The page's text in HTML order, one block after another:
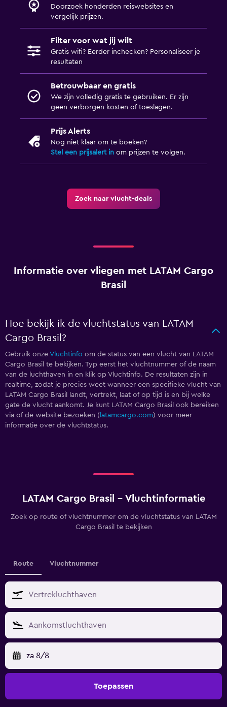
Doorzoek honderden reiswebsites en
vergelijk prijzen.
Filter voor wat jij wilt
Gratis wifi? Eerder inchecken? Personaliseer je
resultaten
Betrouwbaar en gratis
We zijn volledig gratis te gebruiken. Er zijn
geen verborgen kosten of toeslagen.
Prijs Alerts
Nog niet klaar om te boeken?
Stel een prijsalert in om prijzen te volgen.
Zoek naar vlucht-deals
Informatie over vliegen met LATAM Cargo
Brasil
Hoe bekijk ik de vluchtstatus van LATAM
Cargo Brasil?
Gebruik onze Vluchtinfo om de status van een vlucht van LATAM
Cargo Brasil te bekijken. Typ eerst het vluchtnummer of de naam
van de luchthaven in en klik op Vluchtinfo. De resultaten zijn in
realtime, zodat je precies weet wanneer een specifieke vlucht van
LATAM Cargo Brasil landt, vertrekt, laat of op tijd is en bij welke
gate de vlucht aankomt. Je kunt LATAM Cargo Brasil ook bereiken
via of de website bezoeken ( latamcargo.com) voor meer
informatie over de vluchtstatus.
LATAM Cargo Brasil - Vluchtinformatie
Zoek op route of vluchtnummer om de vluchtstatus van LATAM
Cargo Brasil te bekijken
Route Vluchtnummer
za 8/8
Toepassen